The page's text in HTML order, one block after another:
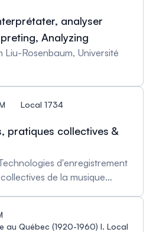
analyser
Analyzing
Rosenbaum, Université
Local 1734
pratiques collectives &
d'enregistrement
de la musique
au Québec (1920-1960) I. Local